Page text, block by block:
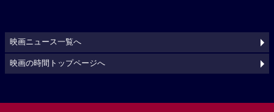
映画ニュース一覧へ
映画の時間トップページへ